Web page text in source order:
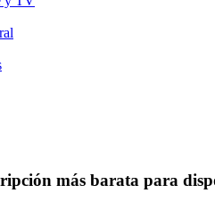
más barata para